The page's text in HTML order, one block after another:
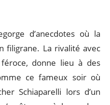
d’anecdotes où la
filigrane. La rivalité avec
féroce, donne lieu à des
ce fameux soir où
Schiaparelli lors d’un